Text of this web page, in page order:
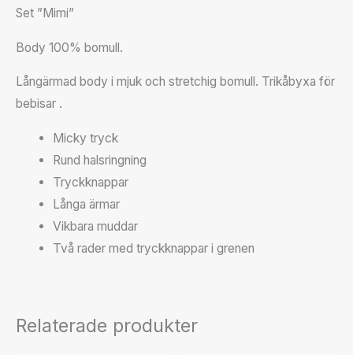
Set ”Mimi”
Body 100% bomull.
Långärmad body i mjuk och stretchig bomull. Trikåbyxa för
bebisar .
Micky tryck
Rund halsringning
Tryckknappar
Långa ärmar
Vikbara muddar
Två rader med tryckknappar i grenen
Relaterade produkter